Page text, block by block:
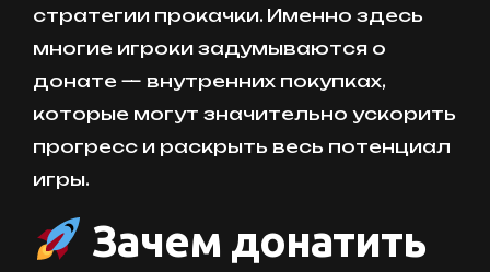
стратегии прокачки. Именно здесь
многие игроки задумываются о
донате — внутренних покупках,
которые могут значительно ускорить
прогресс и раскрыть весь потенциал
игры.
Зачем донатить